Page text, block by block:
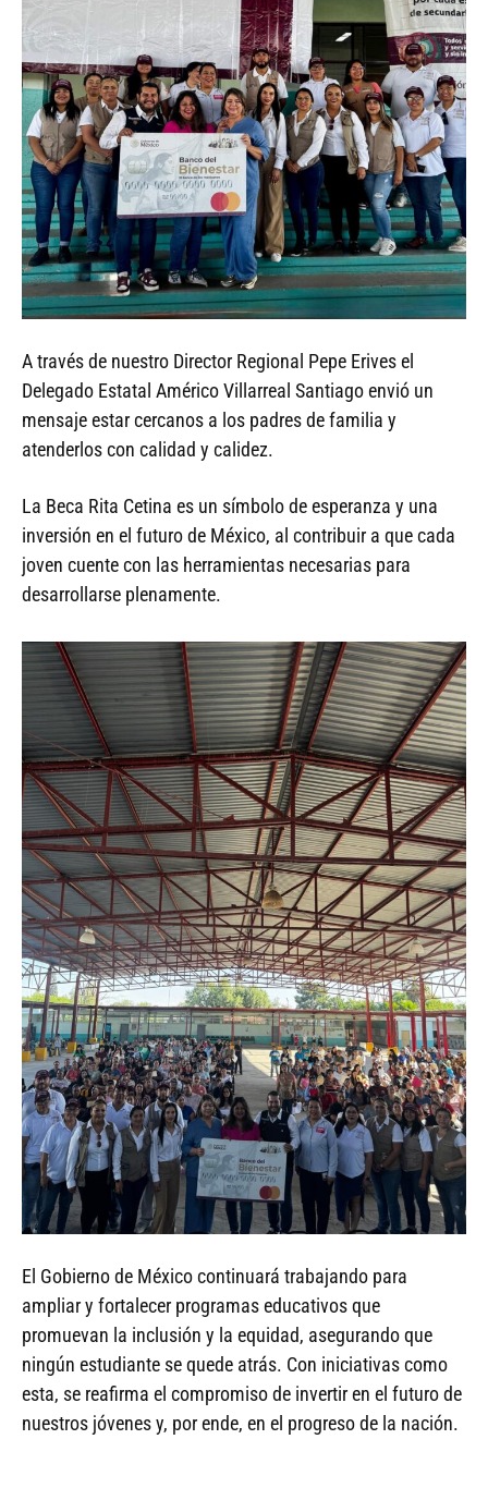
A través de nuestro Director Regional Pepe Erives el
Delegado Estatal Américo Villarreal Santiago envió un
mensaje estar cercanos a los padres de familia y
atenderlos con calidad y calidez.
La Beca Rita Cetina es un símbolo de esperanza y una
inversión en el futuro de México, al contribuir a que cada
joven cuente con las herramientas necesarias para
desarrollarse plenamente.
El Gobierno de México continuará trabajando para
ampliar y fortalecer programas educativos que
promuevan la inclusión y la equidad, asegurando que
ningún estudiante se quede atrás. Con iniciativas como
esta, se reafirma el compromiso de invertir en el futuro de
nuestros jóvenes y, por ende, en el progreso de la nación.